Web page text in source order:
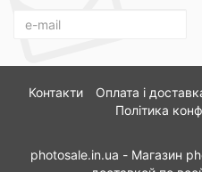
Контакти Оплата і
Політика
photosale.in.ua - Магазин